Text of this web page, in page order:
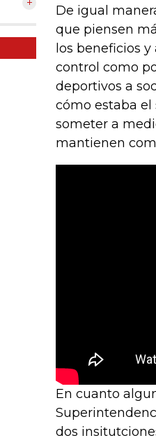
De igual
que piensen
los beneficios
control como
deportivos a
cómo estaba
someter a
mantienen
En cuanto
dos